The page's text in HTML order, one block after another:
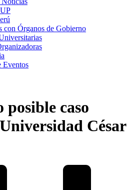
con Órganos de Gobierno
Eventos
posible caso
César